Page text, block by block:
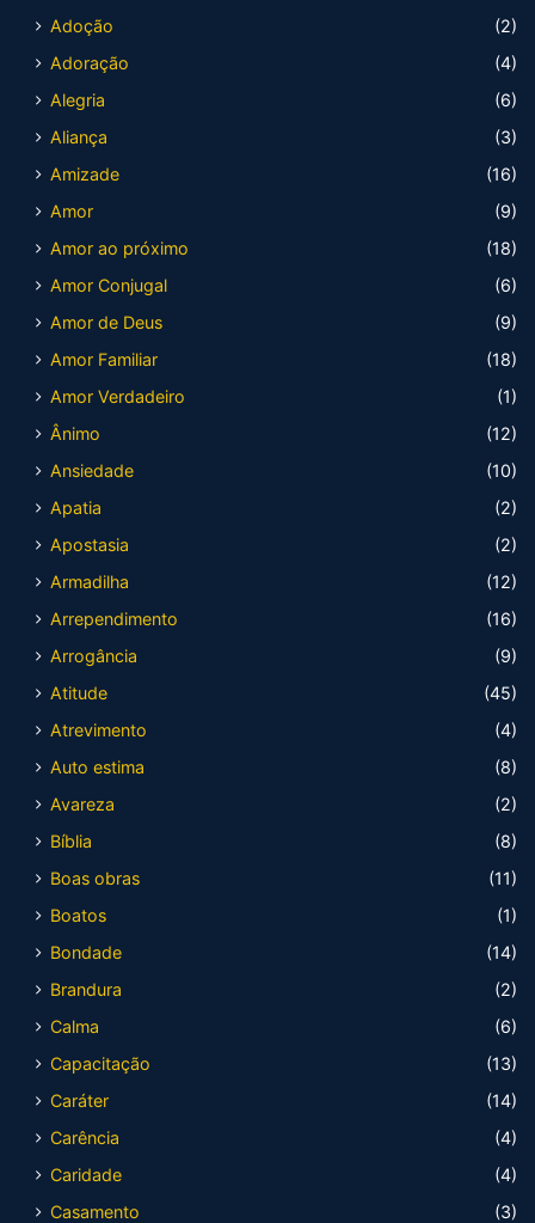
Adoção
(2)
Adoração
(4)
Alegria
(6)
Aliança
(3)
Amizade
(16)
Amor
(9)
Amor ao próximo
(18)
Amor Conjugal
(6)
Amor de Deus
(9)
Amor Familiar
(18)
Amor Verdadeiro
(1)
Ânimo
(12)
Ansiedade
(10)
Apatia
(2)
Apostasia
(2)
Armadilha
(12)
Arrependimento
(16)
Arrogância
(9)
Atitude
(45)
Atrevimento
(4)
Auto estima
(8)
Avareza
(2)
Bíblia
(8)
Boas obras
(11)
Boatos
(1)
Bondade
(14)
Brandura
(2)
Calma
(6)
Capacitação
(13)
Caráter
(14)
Carência
(4)
Caridade
(4)
Casamento
(3)